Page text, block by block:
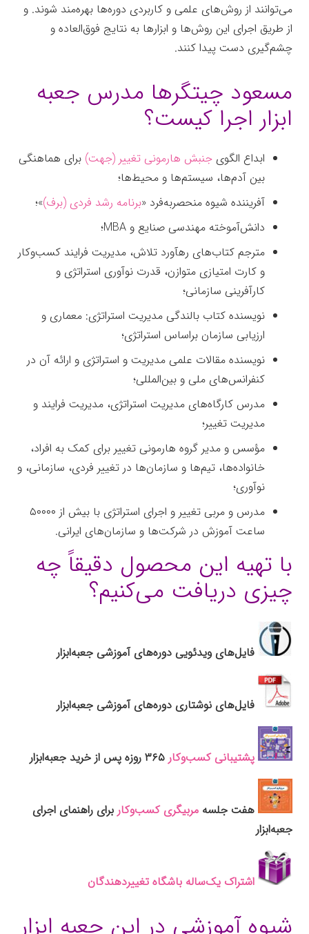
می‌توانند از روش‌های علمی و کاربردی دوره‌ها بهره‌مند شوند. و
از طریق اجرای این روش‌ها و ابزارها به نتایج فوق‌العاده و
چشم‌گیری دست پیدا کنند.
مسعود چیتگرها مدرس جعبه
ابزار اجرا کیست؟
ابداع الگوی جنبش هارمونی تغییر (جهت) برای هماهنگی
بین آدم‌ها، سیستم‌ها و محیط‌ها؛
آفریننده شیوه منحصربه‌فرد «برنامه رشد فردی (برف)»؛
دانش‌آموخته مهندسی صنایع و MBA؛
مترجم کتاب‌های رهآورد تلاش، مدیریت فرایند کسب‌وکار
و کارت امتیازی متوازن، قدرت نوآوری استراتژی و
کارآفرینی سازمانی؛
نویسنده کتاب بالندگی مدیریت استراتژی: معماری و
ارزیابی سازمان براساس استراتژی؛
نویسنده مقالات علمی مدیریت و استراتژی و ارائه آن در
کنفرانس‌های ملی و بین‌المللی؛
مدرس کارگاه‌های مدیریت استراتژی، مدیریت فرایند و
مدیریت تغییر؛
مؤسس و مدیر گروه هارمونی تغییر برای کمک به افراد،
خانواده‌ها، تیم‌ها و سازمان‌ها در تغییر فردی، سازمانی، و
نوآوری؛
مدرس و مربی تغییر و اجرای استراتژی با بیش از ۵۰۰۰۰
ساعت آموزش در شرکت‌ها و سازمان‌های ایرانی.
با تهیه این محصول دقیقاً چه
چیزی دریافت می‌کنیم؟
فایل‌های ویدئویی دوره‌های آموزشی جعبه‌ابزار
فایل‌های نوشتاری دوره‌های آموزشی جعبه‌ابزار
پشتیبانی کسب‌وکار
هفت جلسه مربیگری کسب‌وکار برای راهنمای اجرای
جعبه‌ابزار
اشتراک یک‌ساله باشگاه تغییردهندگان